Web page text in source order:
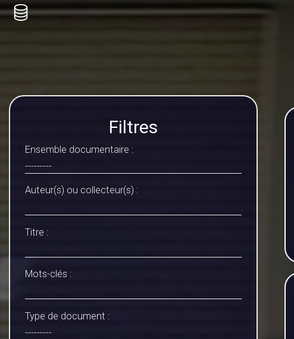
Filtres
Ensemble documentaire :
Auteur(s) ou collecteur(s) :
Titre :
Mots-clés :
Type de document :